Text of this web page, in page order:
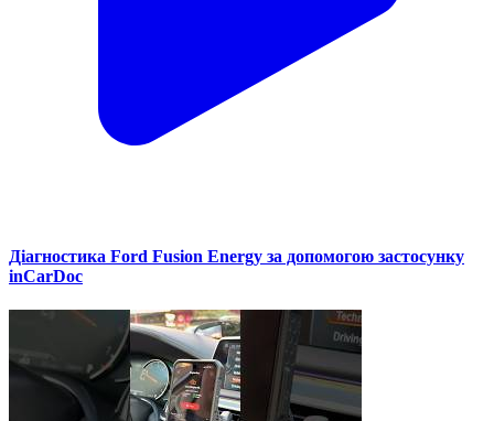
Діагностика Ford Fusion Energy за допомогою застосунку
inCarDoc